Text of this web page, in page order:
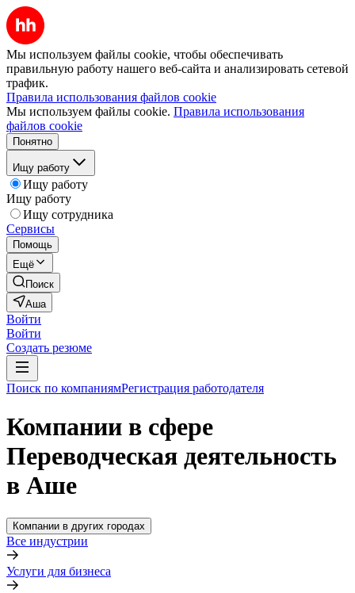
Мы используем файлы cookie, чтобы обеспечивать
правильную работу нашего веб-сайта и анализировать сетевой
трафик.
Правила использования файлов cookie
Мы используем файлы cookie. Правила использования
файлов cookie
Понятно
Ищу работу
Ищу работу
Ищу работу
Ищу сотрудника
Сервисы
Помощь
Ещё
Поиск
Аша
Войти
Войти
Создать резюме
Поиск по компаниямРегистрация работодателя
Компании в сфере
Переводческая деятельность
в Аше
Компании в других городах
Все индустрии
Услуги для бизнеса